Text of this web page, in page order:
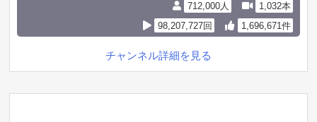
712,000人
1,032本
98,207,727回
1,696,671件
チャンネル詳細を見る